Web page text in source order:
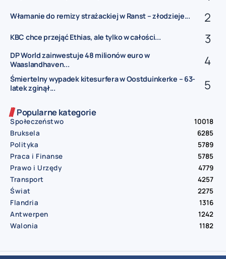
Włamanie do remizy strażackiej w Ranst – złodzieje...
KBC chce przejąć Ethias, ale tylko w całości...
DP World zainwestuje 48 milionów euro w
Waaslandhaven...
Śmiertelny wypadek kitesurfera w Oostduinkerke – 63-
latek zginął...
Popularne kategorie
Społeczeństwo
10018
Bruksela
6285
Polityka
5789
Praca i Finanse
5785
Prawo i Urzędy
4779
Transport
4257
Świat
2275
Flandria
1316
Antwerpen
1242
Walonia
1182